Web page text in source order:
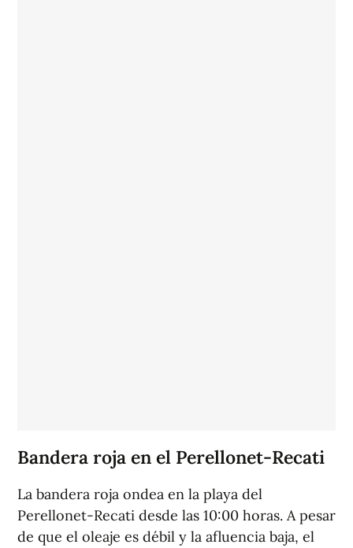
Bandera roja en el Perellonet-Recati
La bandera roja ondea en la playa del
Perellonet-Recati desde las 10:00 horas. A pesar
de que el oleaje es débil y la afluencia baja, el